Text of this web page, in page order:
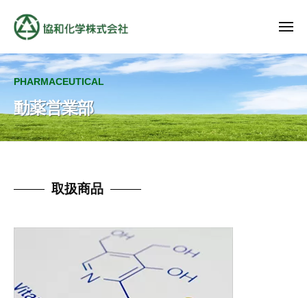
ン
ツ
ス
キ
協
和
学
株
社
地
域
の
ベ
ス
ト
ト
メ
ュ
ー
PHARMACEUTICAL
動薬営業部
動
部
取扱商品
和
化
株
式
会
社